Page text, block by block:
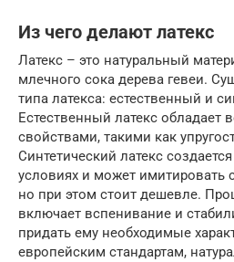
Из чего делают латекс
Латекс – это натуральный
млечного сока дерева гевеи.
типа латекса: естественный и
Естественный латекс обладает
свойствами, такими как
Синтетический латекс
условиях и может имитировать
но при этом стоит дешевле.
включает вспенивание и
придать ему необходимые
европейским стандартам,